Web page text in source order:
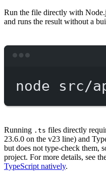
Run the file directly with
and runs the result without a
node src/
Running .ts files directly
23.6.0 on the v23 line) and
but does not type-check them,
project. For more details, see
TypeScript natively.